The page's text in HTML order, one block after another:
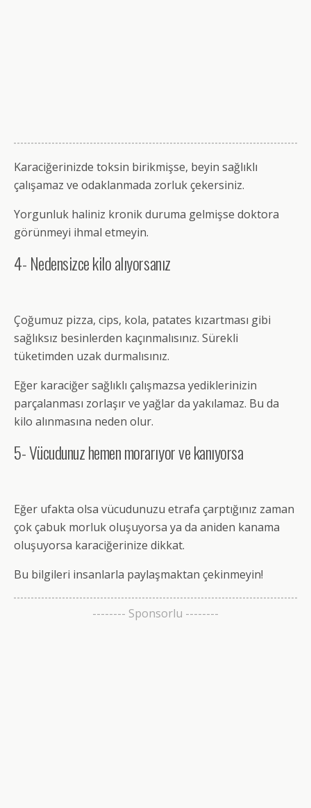
Karaciğerinizde toksin birikmişse, beyin sağlıklı
çalışamaz ve odaklanmada zorluk çekersiniz.
Yorgunluk haliniz kronik duruma gelmişse doktora
görünmeyi ihmal etmeyin.
4- Nedensizce kilo alıyorsanız
Çoğumuz pizza, cips, kola, patates kızartması gibi
sağlıksız besinlerden kaçınmalısınız. Sürekli
tüketimden uzak durmalısınız.
Eğer karaciğer sağlıklı çalışmazsa yediklerinizin
parçalanması zorlaşır ve yağlar da yakılamaz. Bu da
kilo alınmasına neden olur.
5- Vücudunuz hemen morarıyor ve kanıyorsa
Eğer ufakta olsa vücudunuzu etrafa çarptığınız zaman
çok çabuk morluk oluşuyorsa ya da aniden kanama
oluşuyorsa karaciğerinize dikkat.
Bu bilgileri insanlarla paylaşmaktan çekinmeyin!
-------- Sponsorlu --------